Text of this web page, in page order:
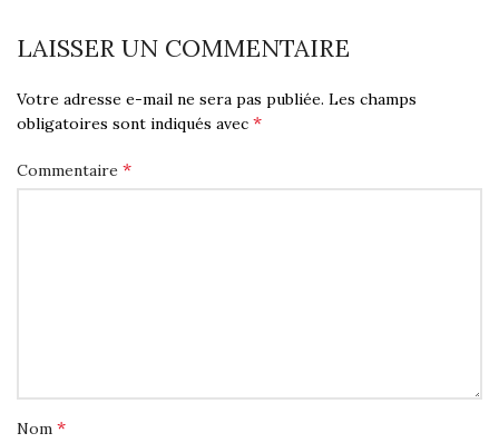
LAISSER UN COMMENTAIRE
Votre adresse e-mail ne sera pas publiée. Les champs
obligatoires sont indiqués avec *
Commentaire *
Nom *